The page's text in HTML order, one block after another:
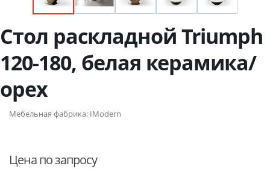
Стол раскладной Triumph
120-180, белая керамика/
орех
Мебельная фабрика: IModern
Цена по запросу